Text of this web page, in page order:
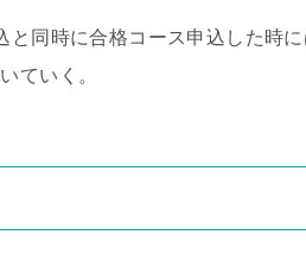
と同時に合格コース申込した時
ていく。